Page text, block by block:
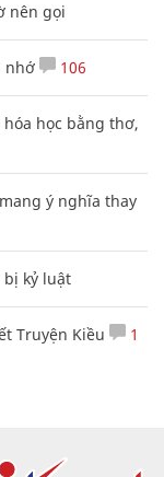
nên gọi
nhớ 106
học bằng thơ,
ý nghĩa thay
bị kỷ luật
Truyện Kiều 1